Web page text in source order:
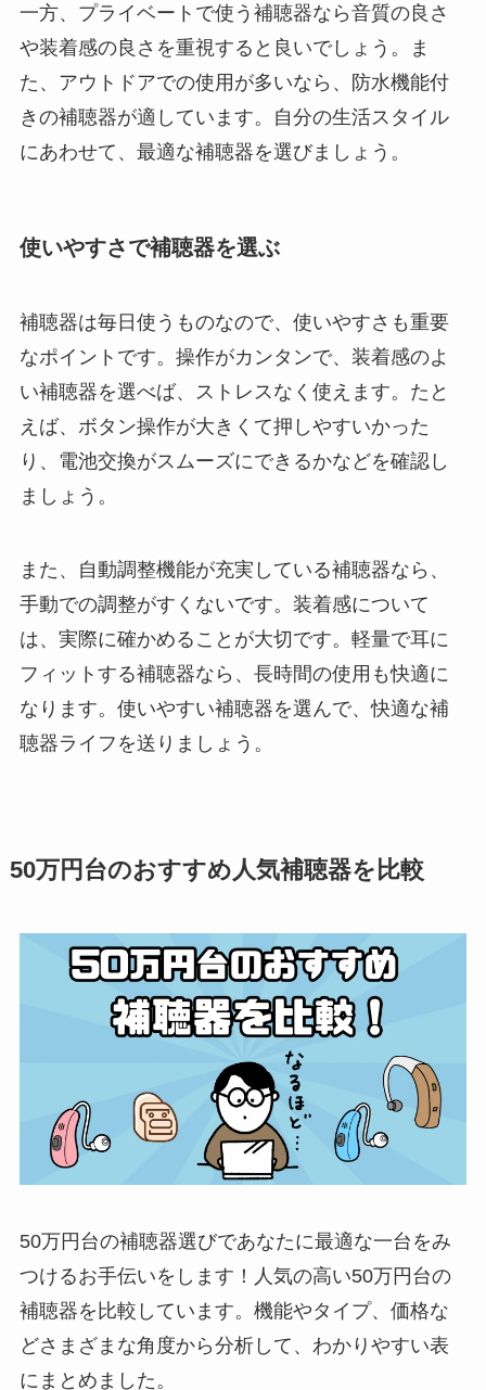
一方、プライベートで使う補聴器なら音質の良さ
や装着感の良さを重視すると良いでしょう。ま
た、アウトドアでの使用が多いなら、防水機能付
きの補聴器が適しています。自分の生活スタイル
にあわせて、最適な補聴器を選びましょう。
使いやすさで補聴器を選ぶ
補聴器は毎日使うものなので、使いやすさも重要
なポイントです。操作がカンタンで、装着感のよ
い補聴器を選べば、ストレスなく使えます。たと
えば、ボタン操作が大きくて押しやすいかった
り、電池交換がスムーズにできるかなどを確認し
ましょう。
また、自動調整機能が充実している補聴器なら、
手動での調整がすくないです。装着感について
は、実際に確かめることが大切です。軽量で耳に
フィットする補聴器なら、長時間の使用も快適に
なります。使いやすい補聴器を選んで、快適な補
聴器ライフを送りましょう。
50万円台のおすすめ人気補聴器を比較
50万円台の補聴器選びであなたに最適な一台をみ
つけるお手伝いをします！人気の高い50万円台の
補聴器を比較しています。機能やタイプ、価格な
どさまざまな角度から分析して、わかりやすい表
にまとめました。